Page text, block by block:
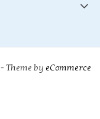
- Theme by eCommerce